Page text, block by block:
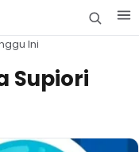
Ini
Supiori